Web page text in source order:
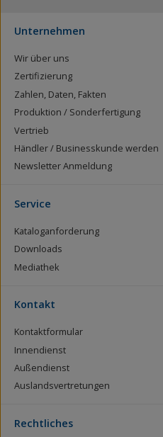
Unternehmen
Wir über uns
Zertifizierung
Zahlen, Daten, Fakten
Produktion / Sonderfertigung
Vertrieb
Händler / Businesskunde werden
Newsletter Anmeldung
Service
Kataloganforderung
Downloads
Mediathek
Kontakt
Kontaktformular
Innendienst
Außendienst
Auslandsvertretungen
Rechtliches